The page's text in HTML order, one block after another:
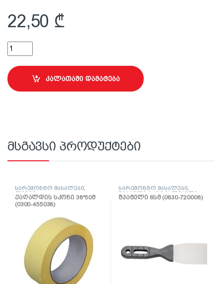
22,50 ₾
უსხლეტი სკოჩი (კიბეებისთვის) 50*5მ (0390-340550) quantity
კალათაში დამატება
მსგავსი პროდუქტები
სარემონტო მასალები,
ლენტი
ქაღალდის სკოჩი 38*50მ
(0300-455038)
სარემონტო მასალები,
შპატელი, საპრიალებელი,
ქაფჩა
შპატელი 8სმ (0830-720008)